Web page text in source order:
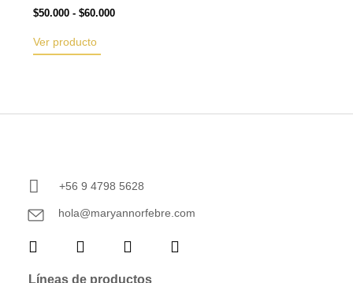
$50.000 - $60.000
Ver producto
+56 9 4798 5628
hola@maryannorfebre.com
Líneas de productos